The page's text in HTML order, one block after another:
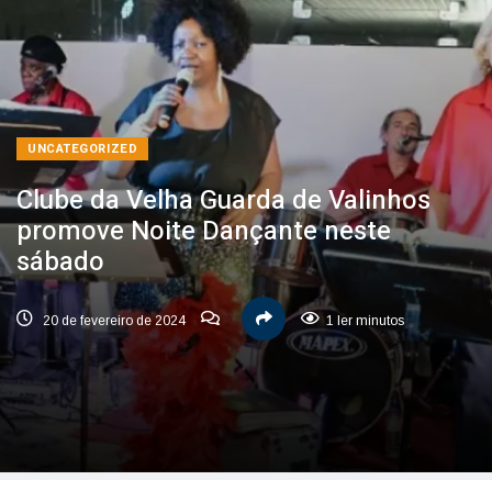
UNCATEGORIZED
Clube da Velha Guarda de Valinhos
promove Noite Dançante neste
sábado
20 de fevereiro de 2024 1 ler minutos